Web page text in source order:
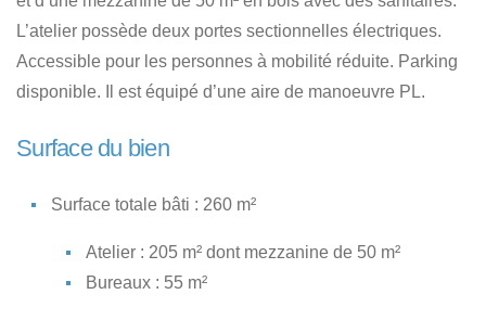
L’atelier possède deux portes sectionnelles électriques.
Accessible pour les personnes à mobilité réduite. Parking
disponible. Il est équipé d’une aire de manoeuvre PL.
Surface du bien
Surface totale bâti : 260 m²
Atelier : 205 m² dont mezzanine de 50 m²
Bureaux : 55 m²